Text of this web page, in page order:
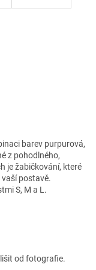
barev purpurová,
z pohodlného,
je žabičkování, které
postavě.
S, M a L.
od fotografie.